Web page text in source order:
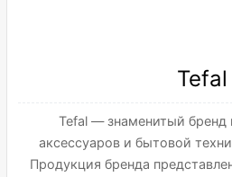
Tefal
Tefal — знаменитый бренд
аксессуаров и бытовой
Продукция бренда